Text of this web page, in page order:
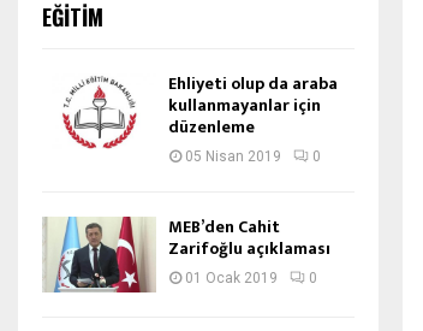
EĞITIM
Ehliyeti olup da araba
kullanmayanlar için
düzenleme
05 Nisan 2019 0
MEB’den Cahit
Zarifoğlu açıklaması
01 Ocak 2019 0